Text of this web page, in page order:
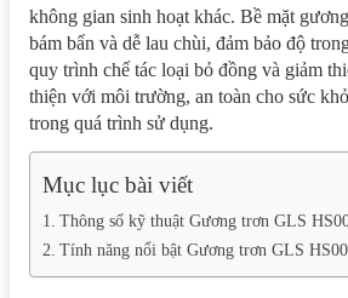
không gian sinh hoạt khác. Bề mặt
bám bẩn và dễ lau chùi, đảm bảo độ
quy trình chế tác loại bỏ đồng và giảm
thiện với môi trường, an toàn cho sức
trong quá trình sử dụng.
Mục lục bài viết
Thông số kỹ thuật Gương trơn GLS
Tính năng nổi bật Gương trơn GLS